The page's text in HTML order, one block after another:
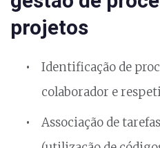
projetos
Identificação de
colaborador e
Associação de